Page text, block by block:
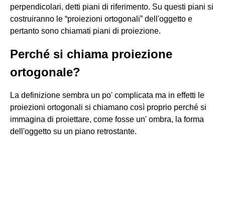
perpendicolari, detti piani di riferimento. Su questi piani si
costruiranno le “proiezioni ortogonali” dell'oggetto e
pertanto sono chiamati piani di proiezione.
Perché si chiama proiezione
ortogonale?
La definizione sembra un po' complicata ma in effetti le
proiezioni ortogonali si chiamano così proprio perché si
immagina di proiettare, come fosse un' ombra, la forma
dell'oggetto su un piano retrostante.